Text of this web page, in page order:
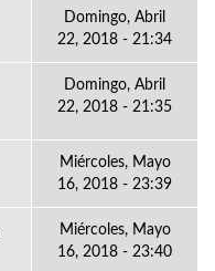
Domingo, Abril
22, 2018 - 21:34
Domingo, Abril
22, 2018 - 21:35
Miércoles, Mayo
16, 2018 - 23:39
Miércoles, Mayo
16, 2018 - 23:40